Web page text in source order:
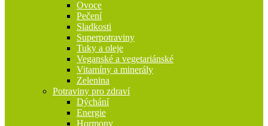
Ovoce
Pečení
Sladkosti
Superpotraviny
Tuky a oleje
Veganské a vegetariánské
Vitamíny a minerály
Zelenina
Potraviny pro zdraví
Dýchání
Energie
Hormony